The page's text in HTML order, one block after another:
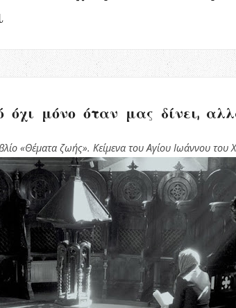
όχι μόνο όταν μας δίνει,
«Θέματα ζωής». Κείμενα του Αγίου Ιωάννου του